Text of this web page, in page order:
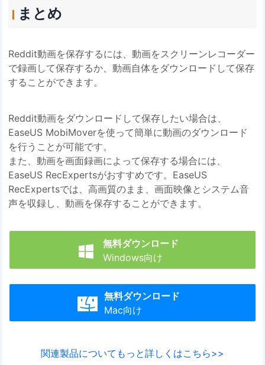
まとめ
Reddit動画を保存するには、動画をスクリーンレコーダー
で録画して保存するか、動画自体をダウンロードして保存
することができます。
Reddit動画をダウンロードして保存したい場合は、
EaseUS MobiMoverを使って簡単に動画のダウンロード
を行うことが可能です。
また、動画を画面録画によって保存する場合には、
EaseUS RecExpertsがおすすめです。EaseUS
RecExpertsでは、高画質のまま、画面映像とシステム音
声を収録し、動画を保存することができます。

無料ダウンロード
Windows向け

無料ダウンロード
Mac向け
関連製品についてもっと詳しくはこちら>>